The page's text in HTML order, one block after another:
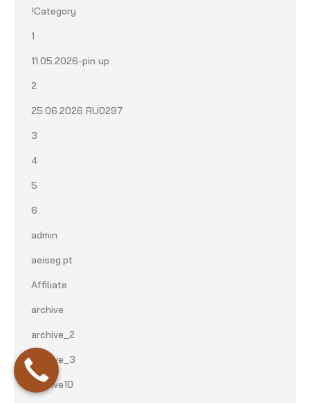
!Category
1
11.05.2026-pin up
2
25.06.2026 RU0297
3
4
5
6
admin
aeiseg.pt
Affiliate
archive
archive_2
archive_3
archive10